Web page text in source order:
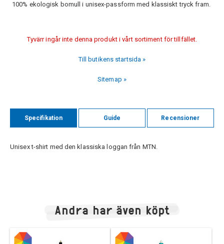
100% ekologisk bomull i unisex-passform med klassiskt tryck fram.
Tyvärr ingår inte denna produkt i vårt sortiment för tillfället.
Till butikens startsida »
Sitemap »
Specifikation Guide Recensioner
Unisex t-shirt med den klassiska loggan från MTN.
Andra har även köpt